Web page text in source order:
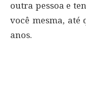
outra pessoa e
você mesma, até
anos.